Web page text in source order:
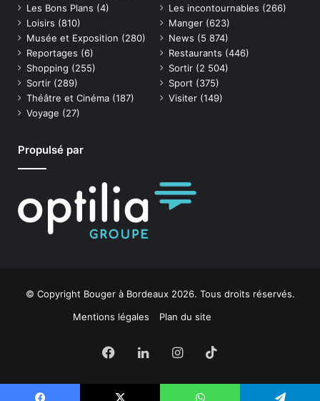
Les Bons Plans (4) Les incontournables (266)
Loisirs (810) Manger (623)
Musée et Exposition (280) News (5 874)
Reportages (6) Restaurants (446)
Shopping (255) Sortir (2 504)
Sortir (289) Sport (375)
Théâtre et Cinéma (187) Visiter (149)
Voyage (27)
Propulsé par
© Copyright Bouger à Bordeaux 2026. Tous droits réservés.
Mentions légales
Plan du site
Facebook
LinkedinInstagram